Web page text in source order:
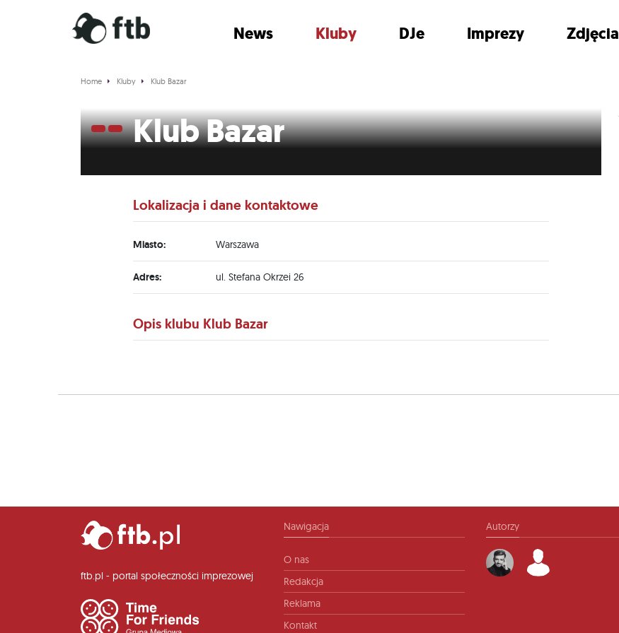
News Kluby DJe Imprezy Zdjęcia
Home Kluby Klub Bazar
Klub Bazar
Lokalizacja i dane kontaktowe
Miasto: Warszawa
Adres: ul. Stefana Okrzei 26
Opis klubu Klub Bazar
ftb.pl - portal społeczności imprezowej
Nawigacja
O nas
Redakcja
Reklama
Kontakt
Autorzy